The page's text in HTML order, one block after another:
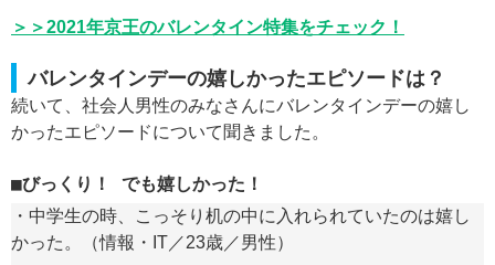
＞＞2021年京王のバレンタイン特集をチェック！
バレンタインデーの嬉しかったエピソードは？
続いて、社会人男性のみなさんにバレンタインデーの嬉し
かったエピソードについて聞きました。
びっくり！ でも嬉しかった！
・中学生の時、こっそり机の中に入れられていたのは嬉し
かった。（情報・IT／23歳／男性）